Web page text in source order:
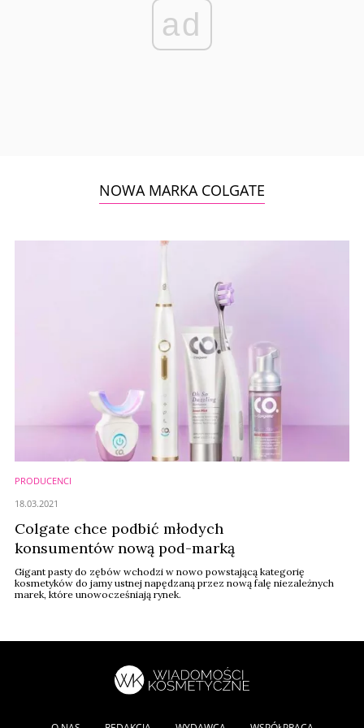
ad
NOWA MARKA COLGATE
PRODUCENCI
Colgate chce podbić młodych
konsumentów nową pod-marką
Gigant pasty do zębów wchodzi w nowo powstającą kategorię
kosmetyków do jamy ustnej napędzaną przez nową falę niezależnych
marek, które unowocześniają rynek.
18.03.2021